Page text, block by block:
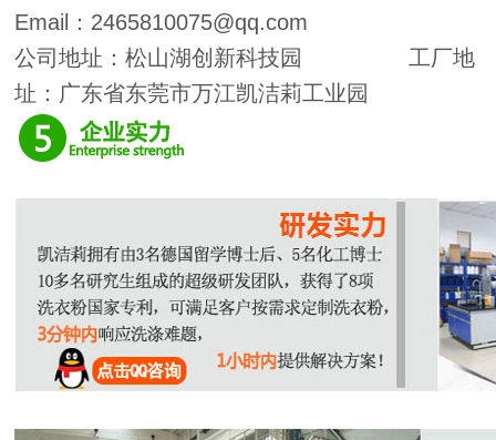
Email：2465810075@qq.com
公司地址：松山湖创新科技园 工厂地
址：广东省东莞市万江凯洁莉工业园